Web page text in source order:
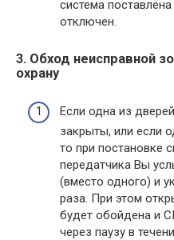
система
отключен.
3. Обход неисправной
охрану
Если одна из
закрыты, или если
то при постановке
передатчика Вы
(вместо одного) и
раза. При этом
будет обойдена и
через паузу в